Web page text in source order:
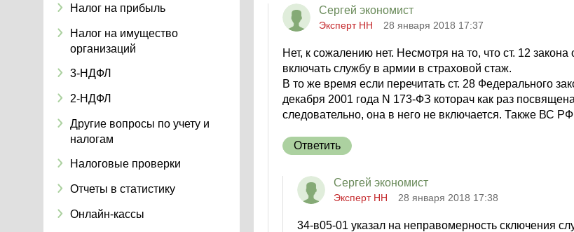
Налог на прибыль
Налог на имущество
организаций
3-НДФЛ
2-НДФЛ
Другие вопросы по учету и
налогам
Налоговые проверки
Отчеты в статистику
Онлайн-кассы
Сергей экономист
Эксперт НН 28 января 2018 17:37
Нет, к сожалению нет. Несмотря на то, что ст. 12
включать службу в армии в страховой стаж.
В то же время если перечитать ст. 28 Федерального
декабря 2001 года N 173-ФЗ которач как раз
следовательно, она в него не включается. Также ВС
Ответить
Сергей экономист
Эксперт НН 28 января 2018 17:38
34-в05-01 указал на неправомерность сключения